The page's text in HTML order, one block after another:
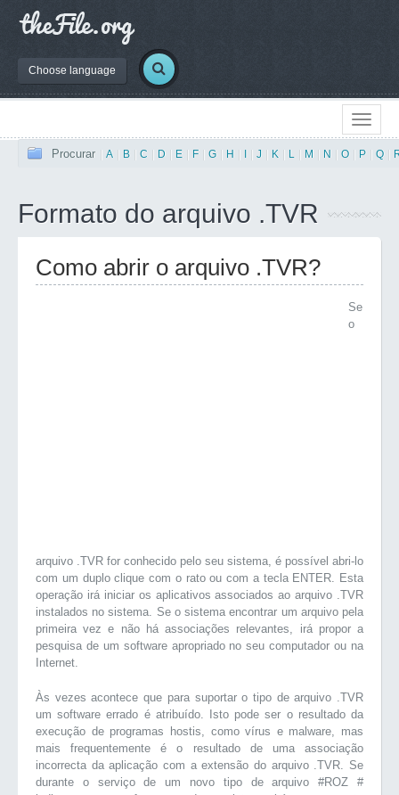
Choose language
Procurar A B C D E F G H J K L M N O P Q
Formato do arquivo .TVR
Como abrir o arquivo .TVR?
Se
o
arquivo .TVR for conhecido pelo seu sistema, é possível abri-lo
com um duplo clique com o rato ou com a tecla ENTER. Esta
operação irá iniciar os aplicativos associados ao arquivo .TVR
instalados no sistema. Se o sistema encontrar um arquivo pela
primeira vez e não há associações relevantes, irá propor a
pesquisa de um software apropriado no seu computador ou na
Internet.
Às vezes acontece que para suportar o tipo de arquivo .TVR
um software errado é atribuído. Isto pode ser o resultado da
execução de programas hostis, como vírus e malware, mas
mais frequentemente é o resultado de uma associação
incorrecta da aplicação com a extensão do arquivo .TVR. Se
durante o serviço de um novo tipo de arquivo #ROZ #